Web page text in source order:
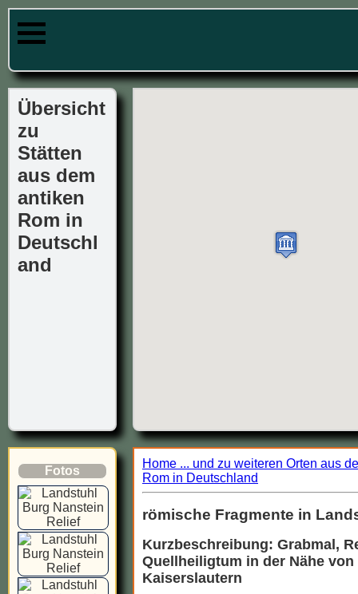
Übersicht
zu
Stätten
aus dem
antiken
Rom in
Deutschl
and
Fotos
Home ... und zu weiteren Orten aus
Rom in Deutschland
römische Fragmente in
Kurzbeschreibung: Grabmal,
Quellheiligtum in der Nähe von
Kaiserslautern